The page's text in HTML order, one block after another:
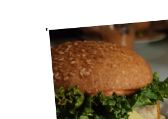
patate
douce
sauce
tomate
et